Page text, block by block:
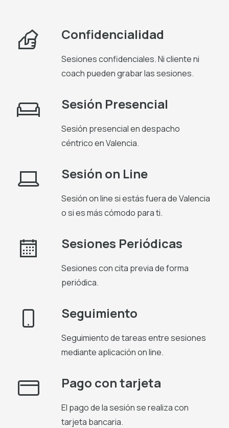
Confidencialidad
Sesiones confidenciales. Ni cliente ni
coach pueden grabar las sesiones.
Sesión Presencial
Sesión presencial en despacho
céntrico en Valencia.
Sesión on Line
Sesión on line si estás fuera de Valencia
o si es más cómodo para ti.
Sesiones Periódicas
Sesiones con cita previa de forma
periódica.
Seguimiento
Seguimiento de tareas entre sesiones
mediante aplicación on line.
Pago con tarjeta
El pago de la sesión se realiza con
tarjeta bancaria.